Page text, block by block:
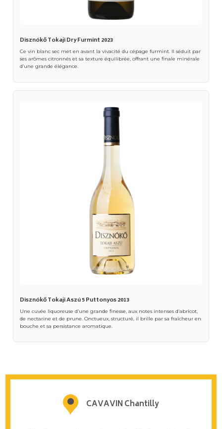
Disznókő Tokaji Dry Furmint 2023
Ce vin blanc sec met en avant la vivacité du cépage furmint. Il séduit par
ses arômes citronnés et sa texture équilibrée, offrant une finale minérale
d’une grande élégance.
Disznókő Tokaji Aszú 5 Puttonyos 2013
Une cuvée liquoreuse d’une grande finesse, aux notes intenses d’abricot,
de nectarine et de prune. Onctueux, structuré, il brille par sa fraîcheur en
bouche et sa persistance aromatique.
CAVAVIN Chantilly